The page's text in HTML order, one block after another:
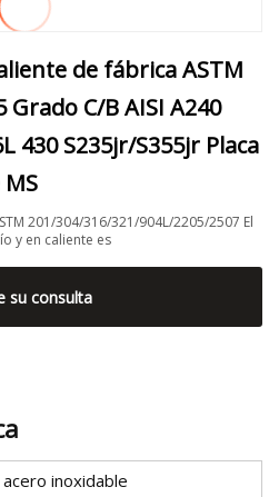
de fábrica ASTM
Grado C/B AISI A240
430 S235jr/S355jr Placa
201/304/316/321/904L/2205/2507 El
y en caliente es
su consulta
inoxidable